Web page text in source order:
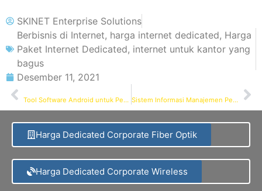
SKINET Enterprise Solutions
Berbisnis di Internet, harga internet dedicated, Harga
Paket Internet Dedicated, internet untuk kantor yang
bagus
Desember 11, 2021
Tool Software Android untuk Pengembangan Perangkat Sistem Informasi Manajemen Perusahaan, Ini Jenis yang Direkomendasikan!
Harga Dedicated Corporate Fiber Optik
Harga Dedicated Corporate Wireless